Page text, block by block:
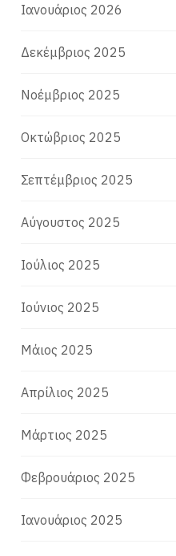
Ιανουάριος 2026
Δεκέμβριος 2025
Νοέμβριος 2025
Οκτώβριος 2025
Σεπτέμβριος 2025
Αύγουστος 2025
Ιούλιος 2025
Ιούνιος 2025
Μάιος 2025
Απρίλιος 2025
Μάρτιος 2025
Φεβρουάριος 2025
Ιανουάριος 2025